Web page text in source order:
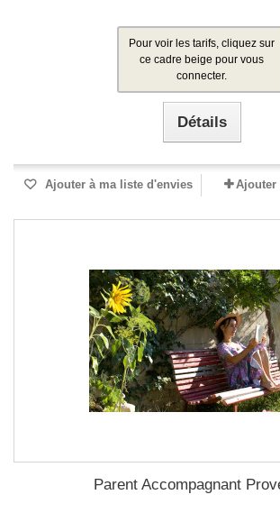
Pour voir les tarifs, cliquez sur
ce cadre beige pour vous
connecter.
Détails
Ajouter à ma liste d'envies Ajouter
Parent Accompagnant